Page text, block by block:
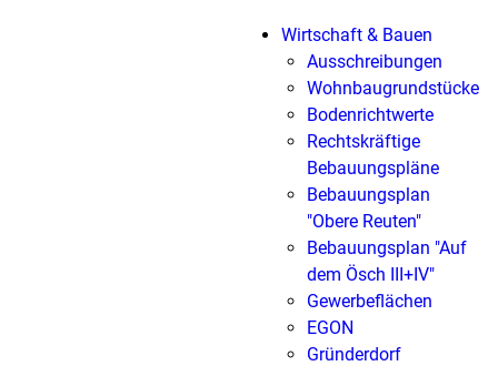
Wirtschaft & Bauen
Ausschreibungen
Wohnbaugrundstücke
Bodenrichtwerte
Rechtskräftige
Bebauungspläne
Bebauungsplan
"Obere Reuten"
Bebauungsplan "Auf
dem Ösch III+IV"
Gewerbeflächen
EGON
Gründerdorf